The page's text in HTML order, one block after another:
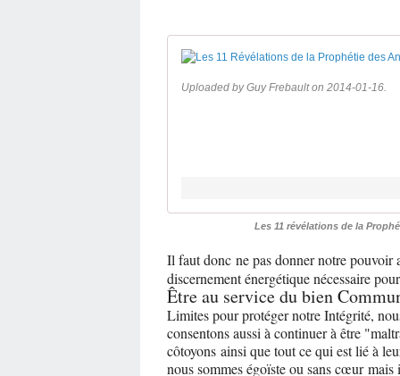
Uploaded by Guy Frebault on 2014-01-16.
Les 11 révélations de la
Il faut donc ne pas donner notre pouvoir
discernement énergétique nécessaire
Être au service du bien
Limites pour protéger notre Intégrité,
consentons aussi à continuer à être
côtoyons ainsi que tout ce qui est lié à
nous sommes égoïste ou sans cœur mais